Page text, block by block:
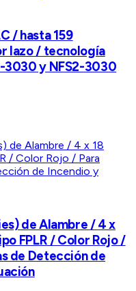
/ hasta 159
lazo / tecnología
3030 y NFS2-3030
de Alambre / 4 x
FPLR / Color Rojo /
de Detección de